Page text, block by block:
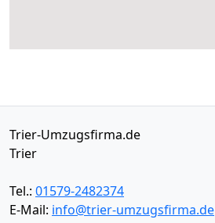
Trier-Umzugsfirma.de
Trier
Tel.: 01579-2482374
E-Mail: info@trier-umzugsfirma.de